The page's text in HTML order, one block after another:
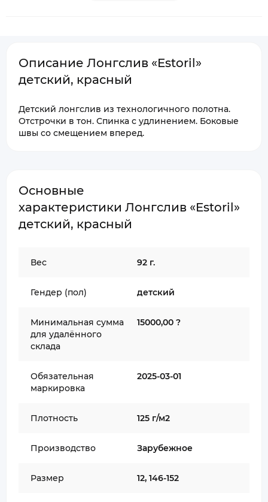
Описание Лонгслив «Estoril»
детский, красный
Детский лонгслив из технологичного полотна.
Отстрочки в тон. Спинка с удлинением. Боковые
швы со смещением вперед.
Основные
характеристики Лонгслив «Estoril»
детский, красный
Вес 92 г.
Гендер (пол) детский
Минимальная сумма
для удалённого
склада
15000,00 ?
Обязательная
маркировка
2025-03-01
Плотность 125 г/м2
Производство Зарубежное
Размер 12, 146-152